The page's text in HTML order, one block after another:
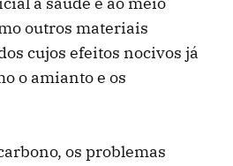
outros materiais
cujos efeitos nocivos já
o amianto e os
os problemas